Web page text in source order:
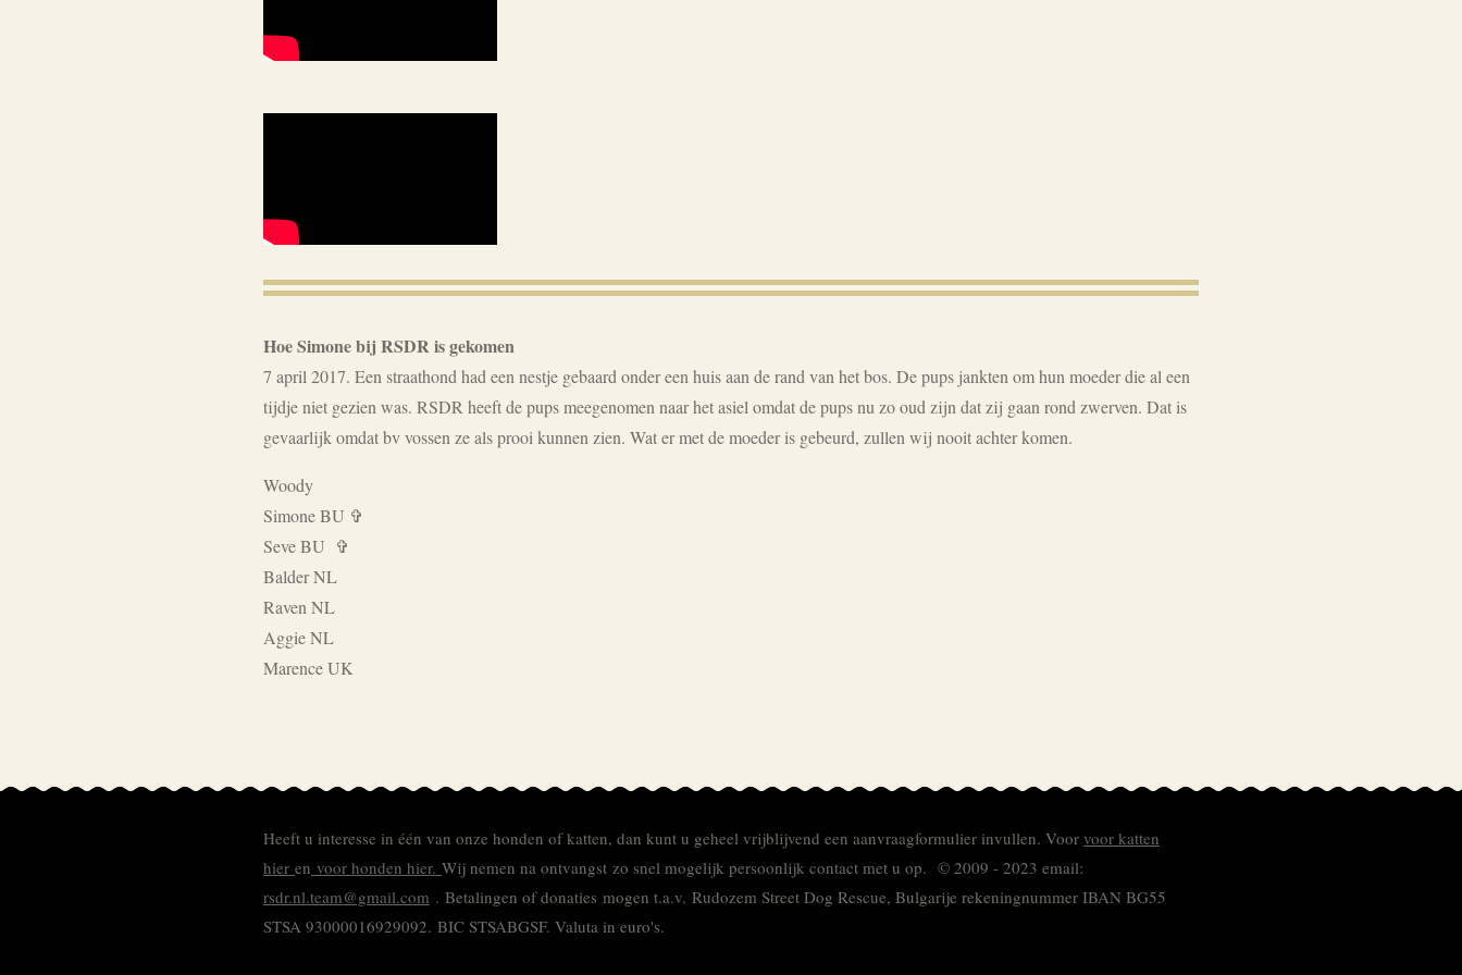
Hoe Simone bij RSDR is gekomen
7 april 2017. Een straathond had een nestje gebaard onder een huis aan de rand van het bos. De pups jankten om hun moeder die al een
tijdje niet gezien was. RSDR heeft de pups meegenomen naar het asiel omdat de pups nu zo oud zijn dat zij gaan rond zwerven. Dat is
gevaarlijk omdat bv vossen ze als prooi kunnen zien. Wat er met de moeder is gebeurd, zullen wij nooit achter komen.
Woody
Simone BU ✞
Seve BU ✞
Balder NL
Raven NL
Aggie NL
Marence UK
Heeft u interesse in één van onze honden of katten, dan kunt u geheel vrijblijvend een aanvraagformulier invullen. Voor voor katten
hier en voor honden hier. Wij nemen na ontvangst zo snel mogelijk persoonlijk contact met u op. © 2009 - 2023 email:
rsdr.nl.team@gmail.com . Betalingen of donaties mogen t.a.v. Rudozem Street Dog Rescue, Bulgarije rekeningnummer IBAN BG55
STSA 93000016929092. BIC STSABGSF. Valuta in euro's.